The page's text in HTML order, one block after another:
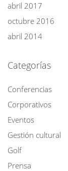
abril 2017
octubre 2016
abril 2014
Categorías
Conferencias
Corporativos
Eventos
Gestión cultural
Golf
Prensa